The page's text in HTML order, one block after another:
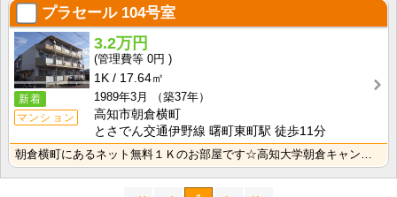
プラセール104号室
新着
マンション
3.2万円
0円
1K
17.64㎡
1989年3月
（築37年）
高知市朝倉横町
とさでん交通伊野線 曙町東町駅 徒歩11分
朝倉横町にあるネット無料１Ｋのお部屋です☆高知大学朝倉キャンパスへも徒歩で通学可能な距離で、スーパー･･･